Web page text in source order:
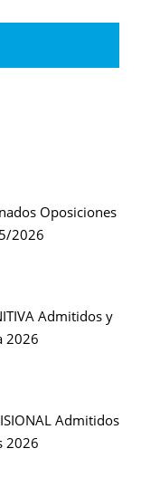
Oposiciones
2026
Admitidos y
2026
Admitidos
2026